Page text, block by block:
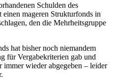
Schulden des
mageren Strukturfonds in
den die Mehrheitsgruppe
hat bisher noch niemandem
für Vergabekriterien gab und
wieder abgegeben – leider